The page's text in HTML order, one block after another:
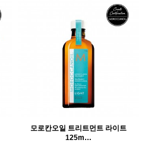
모로칸오일 트리트먼트 라이트
125m…